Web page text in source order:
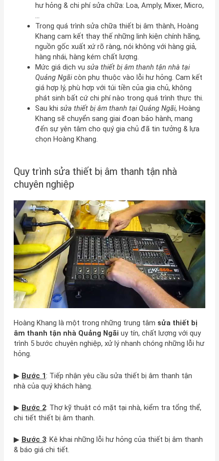
hư hỏng & chi phí sửa chữa: Loa, Amply, Mixer, Micro,
…
Trong quá trình sửa chữa thiết bị âm thành, Hoàng
Khang cam kết thay thế những linh kiện chính hãng,
nguồn gốc xuất xứ rõ ràng, nói không với hàng giả,
hàng nhái, hàng kém chất lượng.
Mức giá dịch vụ sửa thiết bị âm thanh tận nhà tại
Quảng Ngãicòn phụ thuộc vào lỗi hư hỏng. Cam kết
giá hợp lý, phù hợp với túi tiền của gia chủ, không
phát sinh bất cứ chi phí nào trong quá trình thực thi.
Sau khi sửa thiết bị âm thanh tại Quảng Ngãi, Hoàng
Khang sẽ chuyển sang giai đoạn bảo hành, mang
đến sự yên tâm cho quý gia chủ đã tin tưởng & lựa
chọn Hoàng Khang.
Quy trình sửa thiết bị âm thanh tận nhà
chuyên nghiệp
Hoàng Khang là một trong những trung tâm sửa thiết bị
âm thanh tận nhà Quảng Ngãi uy tín, chất lượng với quy
trình 5 bước chuyên nghiệp, xử lý nhanh chóng những lỗi hư
hỏng.
▶ Bước 1: Tiếp nhận yêu cầu sửa thiết bị âm thanh tận
nhà của quý khách hàng.
▶ Bước 2: Thợ kỹ thuật có mặt tại nhà, kiểm tra tổng thể,
chi tiết thiết bị âm thanh.
▶ Bước 3: Kê khai những lỗi hư hỏng của thiết bị âm thanh
& báo giá chi tiết.